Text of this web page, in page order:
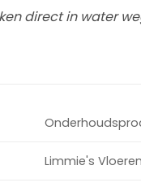
direct in water
Limmie's